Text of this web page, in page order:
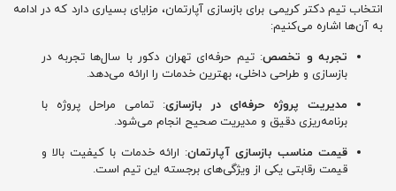
انتخاب تیم دکتر کریمی برای بازسازی آپارتمان، مزایای بسیاری دارد که در ادامه
به آن‌ها اشاره می‌کنیم:
تجربه و تخصص: تیم حرفه‌ای تهران دکور با سال‌ها تجربه در
بازسازی و طراحی داخلی، بهترین خدمات را ارائه می‌دهد.
مدیریت پروژه حرفه‌ای در بازسازی: تمامی مراحل پروژه با
برنامه‌ریزی دقیق و مدیریت صحیح انجام می‌شود.
قیمت مناسب بازسازی آپارتمان: ارائه خدمات با کیفیت بالا و
قیمت رقابتی یکی از ویژگی‌های برجسته این تیم است.